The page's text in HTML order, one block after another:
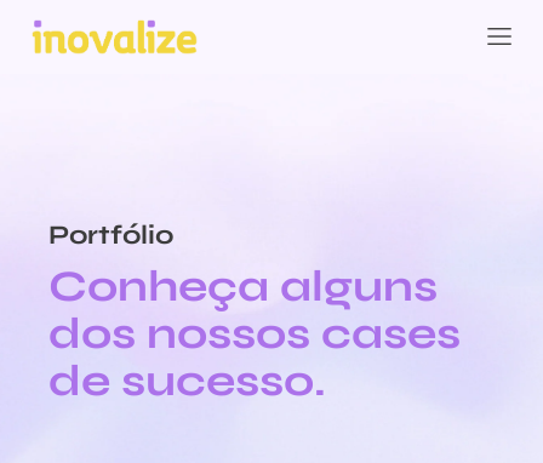
Portfólio
Conheça alguns
dos nossos cases
de sucesso.